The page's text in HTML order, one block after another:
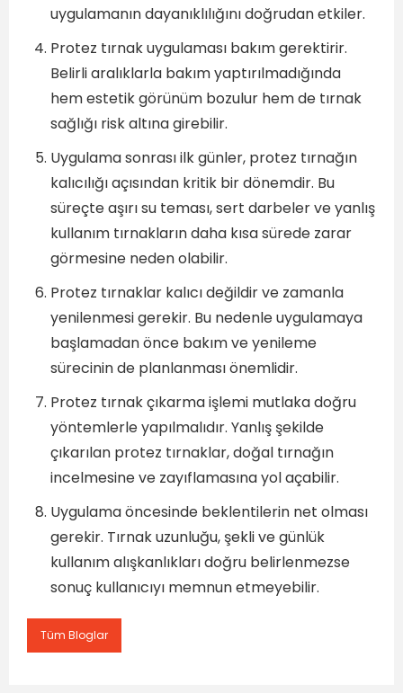
uygulamanın dayanıklılığını doğrudan etkiler.
Protez tırnak uygulaması bakım gerektirir.
Belirli aralıklarla bakım yaptırılmadığında
hem estetik görünüm bozulur hem de tırnak
sağlığı risk altına girebilir.
Uygulama sonrası ilk günler, protez tırnağın
kalıcılığı açısından kritik bir dönemdir. Bu
süreçte aşırı su teması, sert darbeler ve yanlış
kullanım tırnakların daha kısa sürede zarar
görmesine neden olabilir.
Protez tırnaklar kalıcı değildir ve zamanla
yenilenmesi gerekir. Bu nedenle uygulamaya
başlamadan önce bakım ve yenileme
sürecinin de planlanması önemlidir.
Protez tırnak çıkarma işlemi mutlaka doğru
yöntemlerle yapılmalıdır. Yanlış şekilde
çıkarılan protez tırnaklar, doğal tırnağın
incelmesine ve zayıflamasına yol açabilir.
Uygulama öncesinde beklentilerin net olması
gerekir. Tırnak uzunluğu, şekli ve günlük
kullanım alışkanlıkları doğru belirlenmezse
sonuç kullanıcıyı memnun etmeyebilir.
Tüm Bloglar